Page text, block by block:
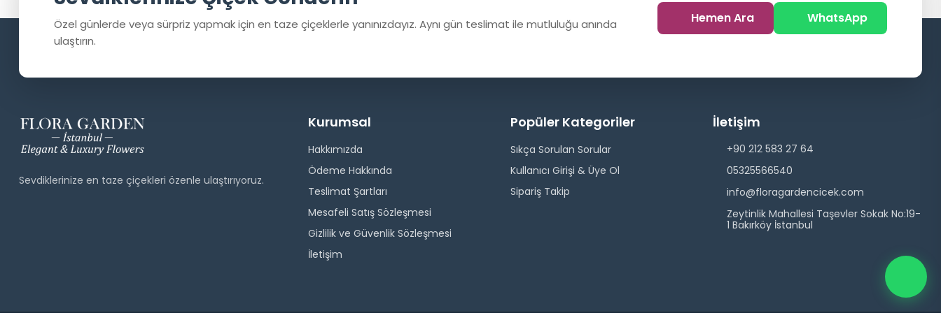
Özel günlerde veya sürpriz yapmak için en taze çiçeklerle yanınızdayız. Aynı gün teslimat ile mutluluğu anında
ulaştırın.
Hemen Ara WhatsApp
Sevdiklerinize en taze çiçekleri özenle ulaştırıyoruz.
Kurumsal
Hakkımızda
Ödeme Hakkında
Teslimat Şartları
Mesafeli Satış Sözleşmesi
Gizlilik ve Güvenlik Sözleşmesi
İletişim
Popüler Kategoriler
Sıkça Sorulan Sorular
Kullanıcı Girişi & Üye Ol
Sipariş Takip
İletişim
+90 212 583 27 64
05325566540
info@floragardencicek.com
Zeytinlik Mahallesi Taşevler Sokak No:19-
1 Bakırköy İstanbul